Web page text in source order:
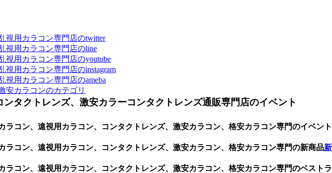
視用カラコン専門店のtwitter
視用カラコン専門店のline
用カラコン専門店のyoutube
用カラコン専門店のinstagram
用カラコン専門店のameba
安カラコンのカテゴリ
タクトレンズ、激安カラーコンタクトレンズ通販専門店のイベント
コン、遠視用カラコン、コンタクトレンズ、激安カラコン、格安カラコン専門のイベント
コン、遠視用カラコン、コンタクトレンズ、激安カラコン、格安カラコン専門の新商品新
コン、遠視用カラコン、コンタクトレンズ、激安カラコン、格安カラコン専門のベストラ